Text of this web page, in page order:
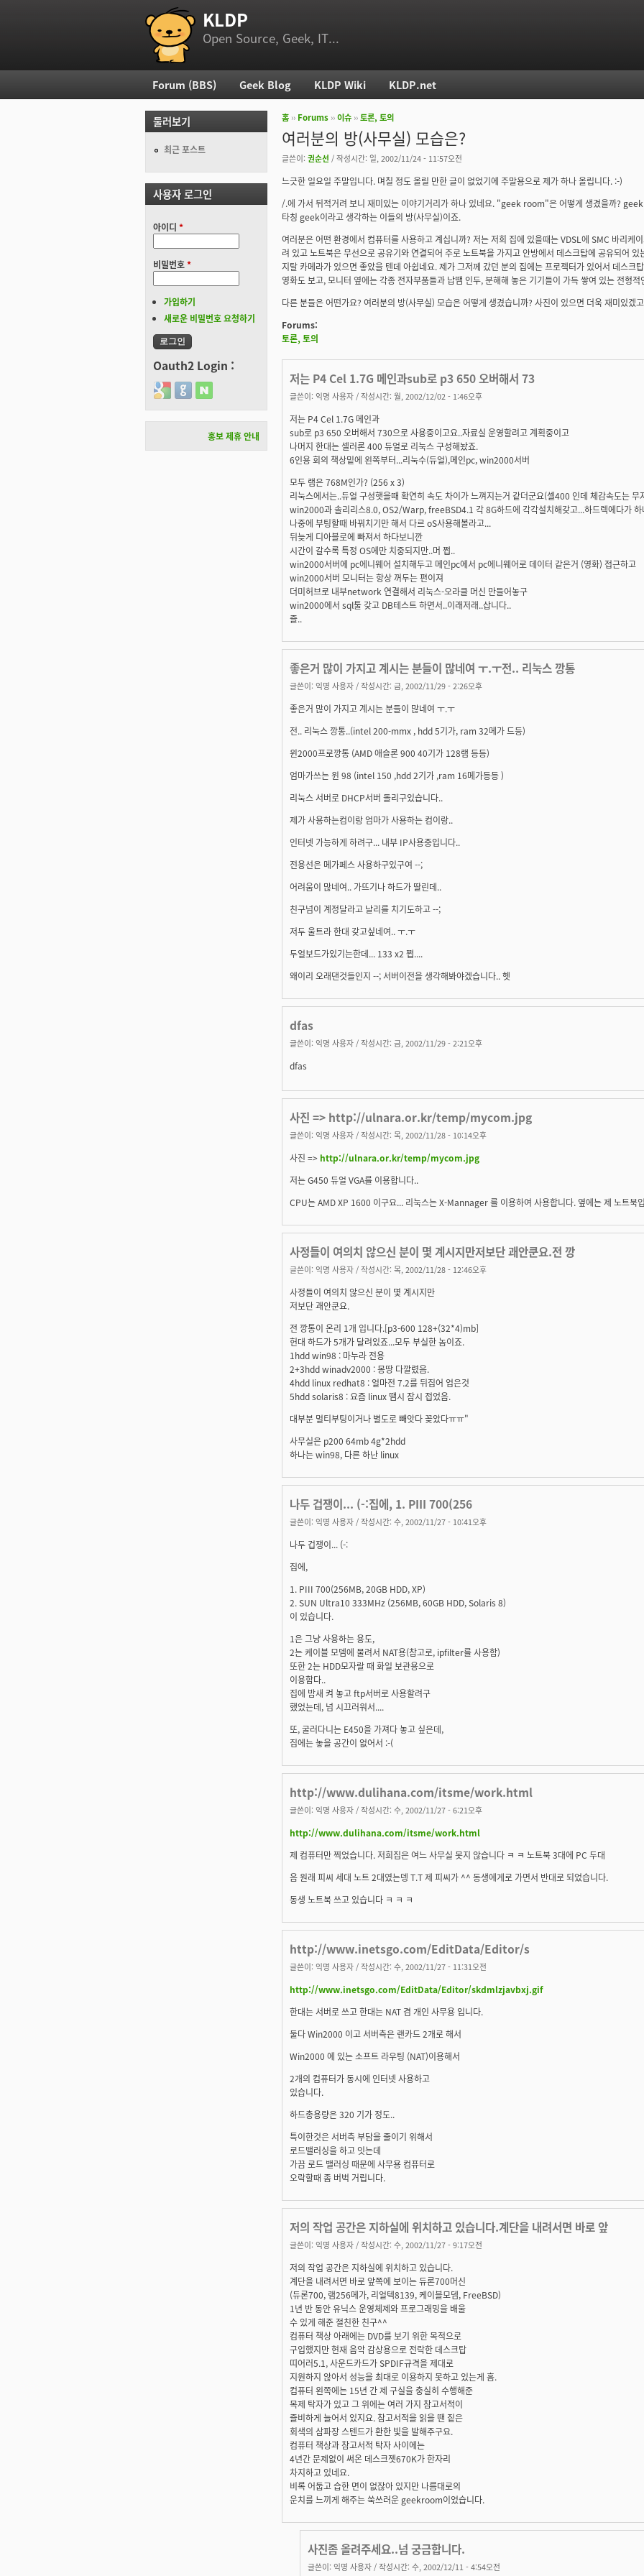
부 메뉴 KLDP
Open Source, Geek, IT...
현재 위치
홈 ›› Forums ››이슈 ››토론, 토의
여러분의 방(사무실) 모습은?
글쓴이: 권순선 / 작성시간: 일, 2002/11/24 - 11:57오전
느긋한 일요일 주말입니다. 며칠 정도 올릴 만한 글이 없었기에 주말용으로 제가 하나 올립니다. :-)
/.에 가서 뒤적거려 보니 재미있는 이야기거리가 하나 있네요. "geek room"은 어떻게 생겼을까?
타칭 geek이라고 생각하는 이들의 방(사무실)이죠.
여러분은 어떤 환경에서 컴퓨터를 사용하고 계십니까? 저는 저희 집에 있을때는 VDSL에 SMC 바리케
려 있고 노트북은 무선으로 공유기와 연결되어 주로 노트북을 가지고 안방에서 데스크탑에 공유되어
지탈 카메라가 있으면 좋았을 텐데 아쉽네요. 제가 그저께 갔던 분의 집에는 프로젝터가 있어서 데스크
영화도 보고, 모니터 옆에는 각종 전자부품들과 납땜 인두, 분해해 놓은 기기들이 가득 쌓여 있는 전형
다른 분들은 어떤가요? 여러분의 방(사무실) 모습은 어떻게 생겼습니까? 사진이 있으면 더욱 재미있겠
Forums:
토론, 토의
저는 P4 Cel 1.7G 메인과sub로 p3 650 오버해서 73
글쓴이: 익명 사용자 / 작성시간: 월, 2002/12/02 - 1:46오후
저는 P4 Cel 1.7G 메인과
sub로 p3 650 오버해서 730으로 사용중이고요..자료실 운영할려고 계획중이고
나머지 한대는 셀러론 400 듀얼로 리눅스 구성해놨죠.
6인용 회의 책상밑에 왼쪽부터...리눅수(듀얼),메인pc, win2000서버
모두 램은 768M인가? (256 x 3)
리눅스에서는..듀얼 구성햇을때 확연히 속도 차이가 느껴지는거 같더군요(셀400 인데 체감속도는 무
win2000과 솔리리스8.0, OS2/Warp, freeBSD4.1 각 8G하드에 각각설치해갖고...하드렉에다가 하
나중에 부팅할때 바꿔치기만 해서 다르 oS사용해볼라고...
뒤늦게 디아블로에 빠져서 하다보니깐
시간이 갈수록 특정 OS에만 치중되지만..머 쩝..
win2000서버에 pc에니웨어 설치해두고 메인pc에서 pc에니웨어로 데이터 같은거 (영화) 접근하고
win2000서버 모니터는 항상 꺼두는 편이져
더미허브로 내부network 연결해서 리눅스-오라클 머신 만들어놓구
win2000에서 sql툴 갖고 DB테스트 하면서..이래저래..삽니다..
즐..
좋은거 많이 가지고 계시는 분들이 많네여 ㅜ.ㅜ전.. 리눅스 깡통
글쓴이: 익명 사용자 / 작성시간: 금, 2002/11/29 - 2:26오후
좋은거 많이 가지고 계시는 분들이 많네여 ㅜ.ㅜ
전.. 리눅스 깡통..(intel 200-mmx , hdd 5기가, ram 32메가 드등)
윈2000프로깡통 (AMD 애슬론 900 40기가 128램 등등)
엄마가쓰는 윈 98 (intel 150 ,hdd 2기가 ,ram 16메가등등 )
리눅스 서버로 DHCP서버 돌리구있습니다..
제가 사용하는컴이랑 엄마가 사용하는 컴이랑..
인터넷 가능하게 하려구... 내부 IP사용중입니다..
전용선은 메가페스 사용하구있구여 --;
어려움이 많네여.. 가뜨기나 하드가 딸린데..
친구넘이 계정달라고 날리를 치기도하고 --;
저두 울트라 한대 갖고싶네여.. ㅜ.ㅜ
두얼보드가있기는한데... 133 x2 쩝....
왜이리 오래댄것들인지 --; 서버이전을 생각해봐야겠습니다.. 헷
dfas
글쓴이: 익명 사용자 / 작성시간: 금, 2002/11/29 - 2:21오후
dfas
사진 => http://ulnara.or.kr/temp/mycom.jpg
글쓴이: 익명 사용자 / 작성시간: 목, 2002/11/28 - 10:14오후
사진 => http://ulnara.or.kr/temp/mycom.jpg
저는 G450 듀얼 VGA를 이용합니다..
CPU는 AMD XP 1600 이구요... 리눅스는 X-Mannager 를 이용하여 사용합니다. 옆에는 제 노트북
사정들이 여의치 않으신 분이 몇 계시지만저보단 괘안쿤요.전 깡
글쓴이: 익명 사용자 / 작성시간: 목, 2002/11/28 - 12:46오후
사정들이 여의치 않으신 분이 몇 계시지만
저보단 괘안쿤요.
전 깡통이 온리 1개 입니다.[p3-600 128+(32*4)mb]
헌대 하드가 5개가 달려있죠...모두 부실한 놈이죠.
1hdd win98 : 마누라 전용
2+3hdd winadv2000 : 몽땅 다깔렸음.
4hdd linux redhat8 : 얼마전 7.2를 뒤집어 업은것
5hdd solaris8 : 요즘 linux 땜시 잠시 접었음.
대부분 멀티부팅이거나 별도로 빼앗다 꽂았다ㅠㅠ"
사무실은 p200 64mb 4g*2hdd
하나는 win98, 다른 하난 linux
나두 겁쟁이... (-:집에, 1. PIII 700(256
글쓴이: 익명 사용자 / 작성시간: 수, 2002/11/27 - 10:41오후
나두 겁쟁이... (-:
집에,
1. PIII 700(256MB, 20GB HDD, XP)
2. SUN Ultra10 333MHz (256MB, 60GB HDD, Solaris 8)
이 있습니다.
1은 그냥 사용하는 용도,
2는 케이블 모뎀에 물려서 NAT용(참고로, ipfilter를 사용함)
또한 2는 HDD모자랄 때 화일 보관용으로
이용함다..
집에 밤새 켜 놓고 ftp서버로 사용할려구
했었는데, 넘 시끄러워서....
또, 굴러다니는 E450을 가져다 놓고 싶은데,
집에는 놓을 공간이 없어서 :-(
http://www.dulihana.com/itsme/work.html
글쓴이: 익명 사용자 / 작성시간: 수, 2002/11/27 - 6:21오후
http://www.dulihana.com/itsme/work.html
제 컴퓨터만 찍었습니다. 저희집은 여느 사무실 못지 않습니다 ㅋ ㅋ 노트북 3대에 PC 두대
음 원래 피씨 세대 노트 2대였는뎅 T.T 제 피씨가 ^^ 동생에게로 가면서 반대로 되었습니다.
동생 노트북 쓰고 있습니다 ㅋ ㅋ ㅋ
http://www.inetsgo.com/EditData/Editor/s
글쓴이: 익명 사용자 / 작성시간: 수, 2002/11/27 - 11:31오전
http://www.inetsgo.com/EditData/Editor/skdmlzjavbxj.gif
한대는 서버로 쓰고 한대는 NAT 겸 개인 사무용 입니다.
둘다 Win2000 이고 서버측은 랜카드 2개로 해서
Win2000 에 있는 소프트 라우팅 (NAT)이용해서
2개의 컴퓨터가 동시에 인터넷 사용하고
있습니다.
하드총용량은 320 기가 정도..
특이한것은 서버측 부담을 줄이기 위해서
로드밸러싱을 하고 잇는데
가끔 로드 밸러싱 때문에 사무용 컴퓨터로
오락할때 좀 버벅 거립니다.
저의 작업 공간은 지하실에 위치하고 있습니다.계단을 내려서면 바로 앞
글쓴이: 익명 사용자 / 작성시간: 수, 2002/11/27 - 9:17오전
저의 작업 공간은 지하실에 위치하고 있습니다.
계단을 내려서면 바로 앞쪽에 보이는 듀론700머신
(듀론700, 램256메가, 리얼텍8139, 케이블모뎀, FreeBSD)
1년 반 동안 유닉스 운영체제와 프로그래밍을 배울
수 있게 해준 절친한 친구^^
컴퓨터 책상 아래에는 DVD를 보기 위한 목적으로
구입했지만 현재 음악 감상용으로 전락한 데스크탑
띠어러5.1, 사운드카드가 SPDIF규격을 제대로
지원하지 않아서 성능을 최대로 이용하지 못하고 있는게 흠.
컴퓨터 왼쪽에는 15년 간 제 구실을 충실히 수행해준
목제 탁자가 있고 그 위에는 여러 가지 참고서적이
즐비하게 늘어서 있지요. 참고서적을 읽을 땐 짙은
회색의 삼파장 스텐드가 환한 빛을 발해주구요.
컴퓨터 책상과 참고서적 탁자 사이에는
4년간 문제없이 써온 데스크젯670K가 한자리
차지하고 있네요.
비록 어둡고 습한 면이 없잖아 있지만 나름대로의
운치를 느끼게 해주는 쑥쓰러운 geekroom이었습니다.
사진좀 올려주세요..넘 궁금합니다.
글쓴이: 익명 사용자 / 작성시간: 수, 2002/12/11 - 4:54오전
주 메뉴
Forum (BBS) Geek Blog KLDP Wiki KLDP.net
둘러보기
최근 포스트
사용자 로그인
아이디 *
비밀번호*
가입하기
새로운 비밀번호 요청하기
Oauth2 Login :
Login with Google
Login with GitHub
Login with Naver
홍보 제휴 안내